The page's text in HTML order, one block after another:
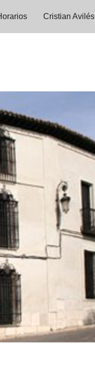
Cristian Avilés